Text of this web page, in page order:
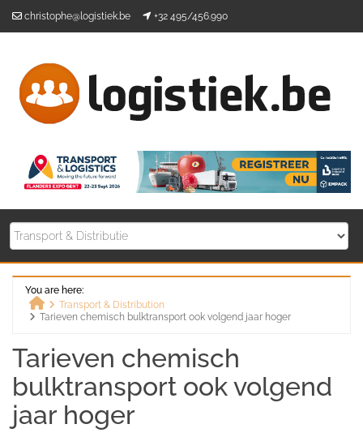
christophe@logistiek.be +32 495/456.990
You are here:
Home
Transport & Distribution
Tarieven chemisch bulktransport ook volgend jaar hoger
Tarieven chemisch
bulktransport ook volgend
jaar hoger